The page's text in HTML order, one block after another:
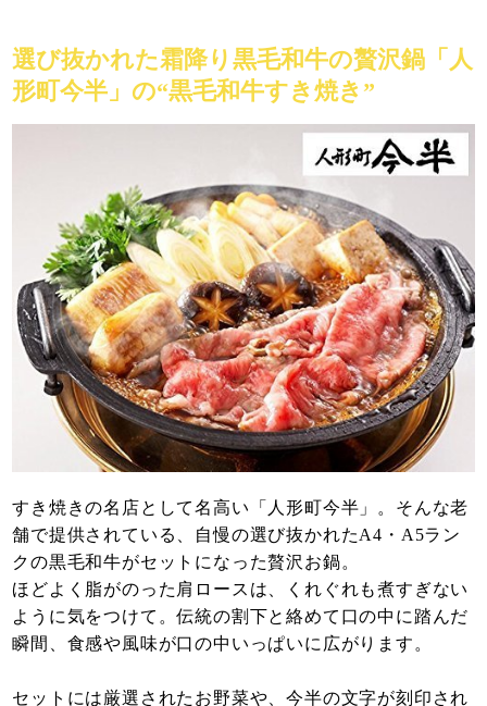
選び抜かれた霜降り黒毛和牛の贅沢鍋「人
形町今半」の“黒毛和牛すき焼き”
すき焼きの名店として名高い「人形町今半」。そんな老
舗で提供されている、自慢の選び抜かれたA4・A5ラン
クの黒毛和牛がセットになった贅沢お鍋。
ほどよく脂がのった肩ロースは、くれぐれも煮すぎない
ように気をつけて。伝統の割下と絡めて口の中に踏んだ
瞬間、食感や風味が口の中いっぱいに広がります。
セットには厳選されたお野菜や、今半の文字が刻印され